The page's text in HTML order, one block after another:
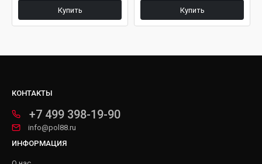
Купить Купить
КОНТАКТЫ
+7 499 398-19-90
info@pol88.ru
ИНФОРМАЦИЯ